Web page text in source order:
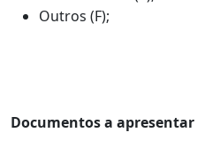
Outros (F);
Documentos a apresentar